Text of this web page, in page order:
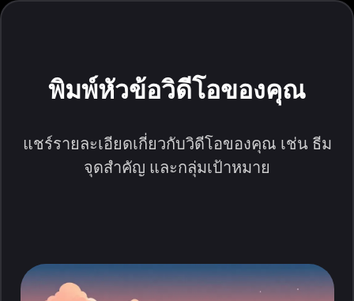
พิมพ์หัวข้อวิดีโอของคุณ
แชร์รายละเอียดเกี่ยวกับวิดีโอของคุณ เช่น ธีม
จุดสำคัญ และกลุ่มเป้าหมาย